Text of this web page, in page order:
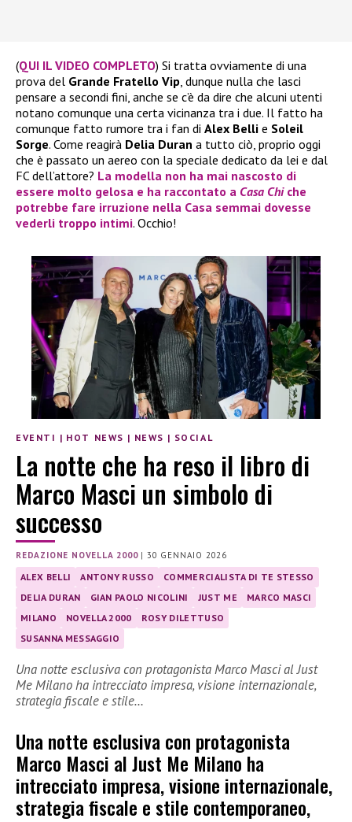
(QUI IL VIDEO COMPLETO) Si tratta ovviamente di una
prova del Grande Fratello Vip, dunque nulla che lasci
pensare a secondi fini, anche se c’è da dire che alcuni utenti
notano comunque una certa vicinanza tra i due. Il fatto ha
comunque fatto rumore tra i fan di Alex Belli e Soleil
Sorge. Come reagirà Delia Duran a tutto ciò, proprio oggi
che è passato un aereo con la speciale dedicato da lei e dal
FC dell’attore? La modella non ha mai nascosto di
essere molto gelosa e ha raccontato a Casa Chiche
potrebbe fare irruzione nella Casa semmai dovesse
vederli troppo intimi. Occhio!
EVENTI | HOT NEWS | NEWS | SOCIAL
La notte che ha reso il libro di
Marco Masci un simbolo di
successo
REDAZIONE NOVELLA 2000|30 GENNAIO 2026
ALEX BELLI ANTONY RUSSO
COMMERCIALISTA DI TE STESSO
DELIA DURAN
GIAN PAOLO NICOLINI JUST ME
MARCO MASCI
MILANO
NOVELLA 2000
ROSY DILETTUSO
SUSANNA MESSAGGIO
Una notte esclusiva con protagonista Marco Masci al Just
Me Milano ha intrecciato impresa, visione internazionale,
strategia fiscale e stile…
Una notte esclusiva con protagonista
Marco Masci al Just Me Milano ha
intrecciato impresa, visione internazionale,
strategia fiscale e stile contemporaneo,